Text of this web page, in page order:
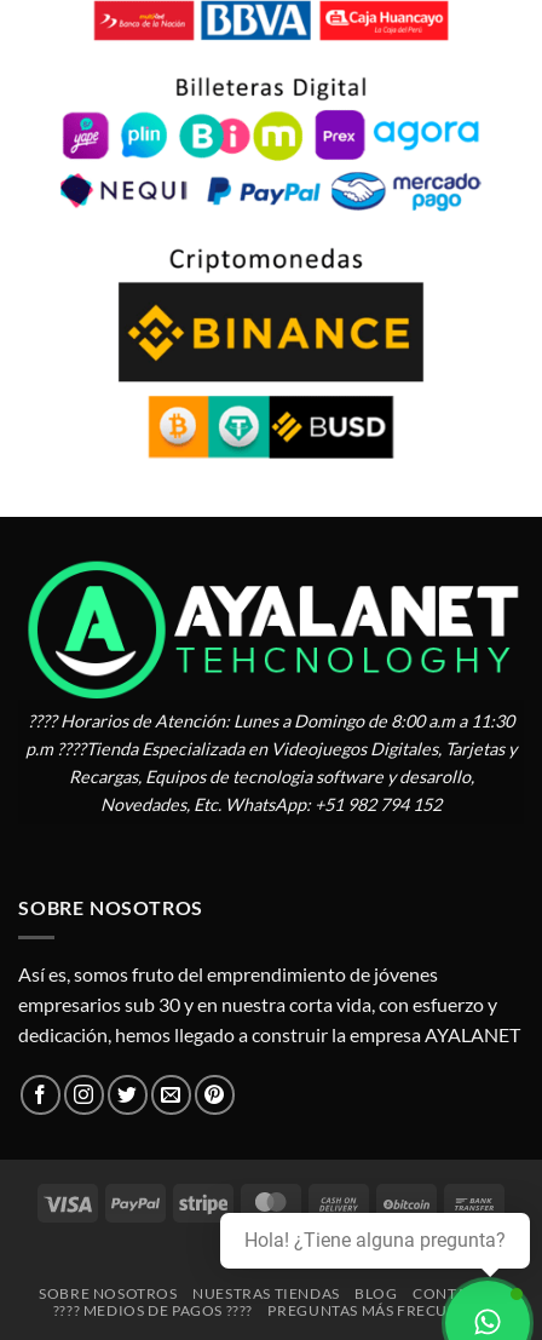
???? Horarios de Atención: Lunes a Domingo de 8:00 a.m a 11:30
p.m ????Tienda Especializada en Videojuegos Digitales, Tarjetas y
Recargas, Equipos de tecnologia software y desarollo,
Novedades, Etc. WhatsApp: +51 982 794 152
SOBRE NOSOTROS
Así es, somos fruto del emprendimiento de jóvenes
empresarios sub 30 y en nuestra corta vida, con esfuerzo y
dedicación, hemos llegado a construir la empresa AYALANET
Visa PayPal Stripe MasterCardCash
On
Delivery
BitCoin
Credit
Card
SOBRE NOSOTROS NUESTRAS TIENDAS BLOG
CONTACTO
???? MEDIOS DE PAGOS ????
PREGUNTAS MÁS FRECUENTES
Hola! ¿Tiene alguna pregunta?